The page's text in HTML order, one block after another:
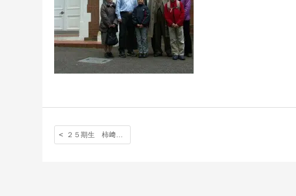
２５期生 柿﨑さん